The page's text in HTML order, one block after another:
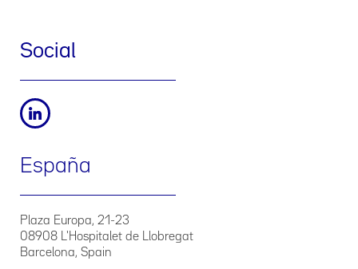
Social
España
Plaza Europa, 21-23
08908 L'Hospitalet de Llobregat
Barcelona, Spain